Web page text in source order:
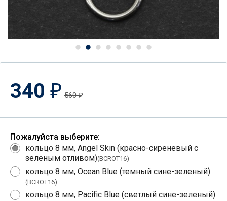
340 ₽ 560₽
Пожалуйста выберите:
кольцо 8 мм, Angel Skin (красно-сиреневый с
зеленым отливом)(BCROT16)
кольцо 8 мм, Ocean Blue (темный сине-зеленый)
(BCROT16)
кольцо 8 мм, Pacific Blue (светлый сине-зеленый)